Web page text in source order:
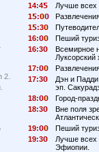
2.
14:4
Лучше всех
1
:
1
:3
16:
Пеший
16:3
Всемирное
Луксорский
17:
17:3
Дэн и
эп.
18:
Город-
18:3
Вне поля
19:
Пеший
19:3
Лучше всех
Эфиопии.